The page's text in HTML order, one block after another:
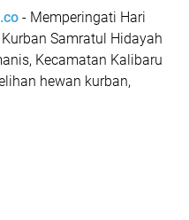
- Memperingati Hari
Samratul Hidayah
Kecamatan Kalibaru
hewan kurban,